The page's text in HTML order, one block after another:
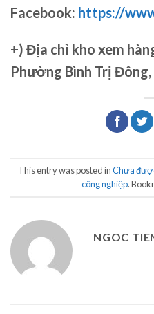
Facebook: https://
+) Địa chỉ kho xem
Phường Bình Trị Đông,
This entry was posted inChưa
công nghiệp.
NGOC